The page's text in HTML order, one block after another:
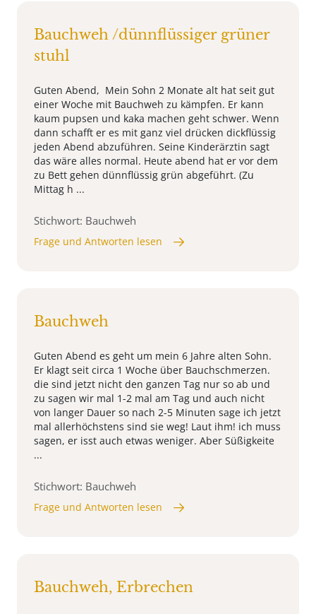
Bauchweh /dünnflüssiger grüner
stuhl
Guten Abend, Mein Sohn 2 Monate alt hat seit gut
einer Woche mit Bauchweh zu kämpfen. Er kann
kaum pupsen und kaka machen geht schwer. Wenn
dann schafft er es mit ganz viel drücken dickflüssig
jeden Abend abzuführen. Seine Kinderärztin sagt
das wäre alles normal. Heute abend hat er vor dem
zu Bett gehen dünnflüssig grün abgeführt. (Zu
Mittag h ...
Stichwort: Bauchweh
Frage und Antworten lesen
Bauchweh
Guten Abend es geht um mein 6 Jahre alten Sohn.
Er klagt seit circa 1 Woche über Bauchschmerzen.
die sind jetzt nicht den ganzen Tag nur so ab und
zu sagen wir mal 1-2 mal am Tag und auch nicht
von langer Dauer so nach 2-5 Minuten sage ich jetzt
mal allerhöchstens sind sie weg! Laut ihm! ich muss
sagen, er isst auch etwas weniger. Aber Süßigkeite
...
Stichwort: Bauchweh
Frage und Antworten lesen
Bauchweh, Erbrechen